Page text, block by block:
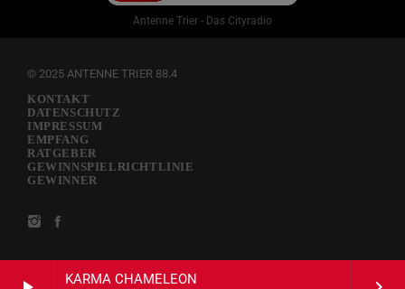
KARMA CHAMELEON
Antenne Trier - Das Cityradio
© 2025 ANTENNE TRIER 88.4
KONTAKT
DATENSCHUTZ
IMPRESSUM
EMPFANG
RATGEBER
GEWINNSPIELRICHTLINIE
GEWINNER